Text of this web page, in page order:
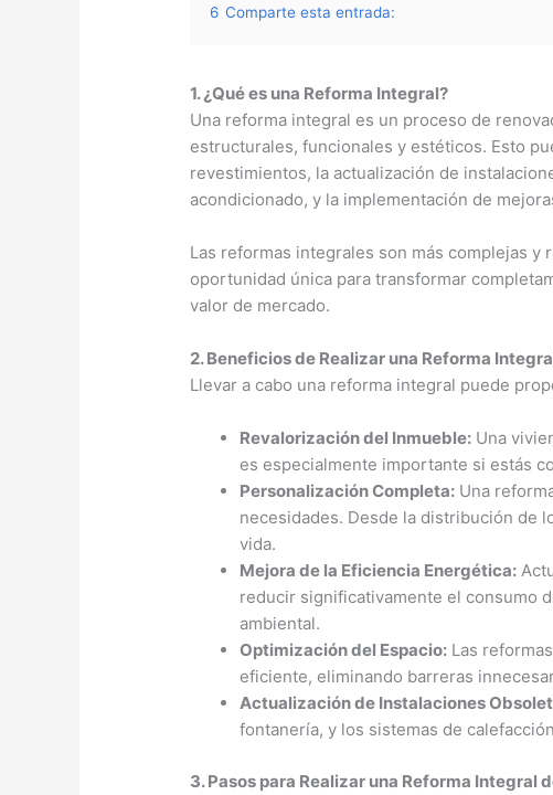
6 Comparte esta entrada:
1. ¿Qué es una Reforma Integral?
Una reforma integral es un proceso de
estructurales, funcionales y estéticos. Esto
revestimientos, la actualización de
acondicionado, y la implementación de
Las reformas integrales son más complejas
oportunidad única para transformar
valor de mercado.
2. Beneficios de Realizar una Reforma
Llevar a cabo una reforma integral puede
Revalorización del Inmueble: Una
es especialmente importante si estás
Personalización Completa: Una
necesidades. Desde la distribución de
vida.
Mejora de la Eficiencia Energética:
reducir significativamente el consumo
ambiental.
Optimización del Espacio: Las
eficiente, eliminando barreras
Actualización de Instalaciones
fontanería, y los sistemas de
3. Pasos para Realizar una Reforma Integral